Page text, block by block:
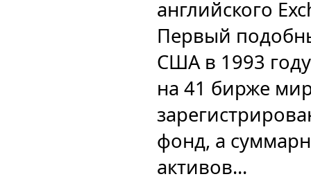
английского
Первый
США в 1993
на 41 бирже
фонд, а
активов...